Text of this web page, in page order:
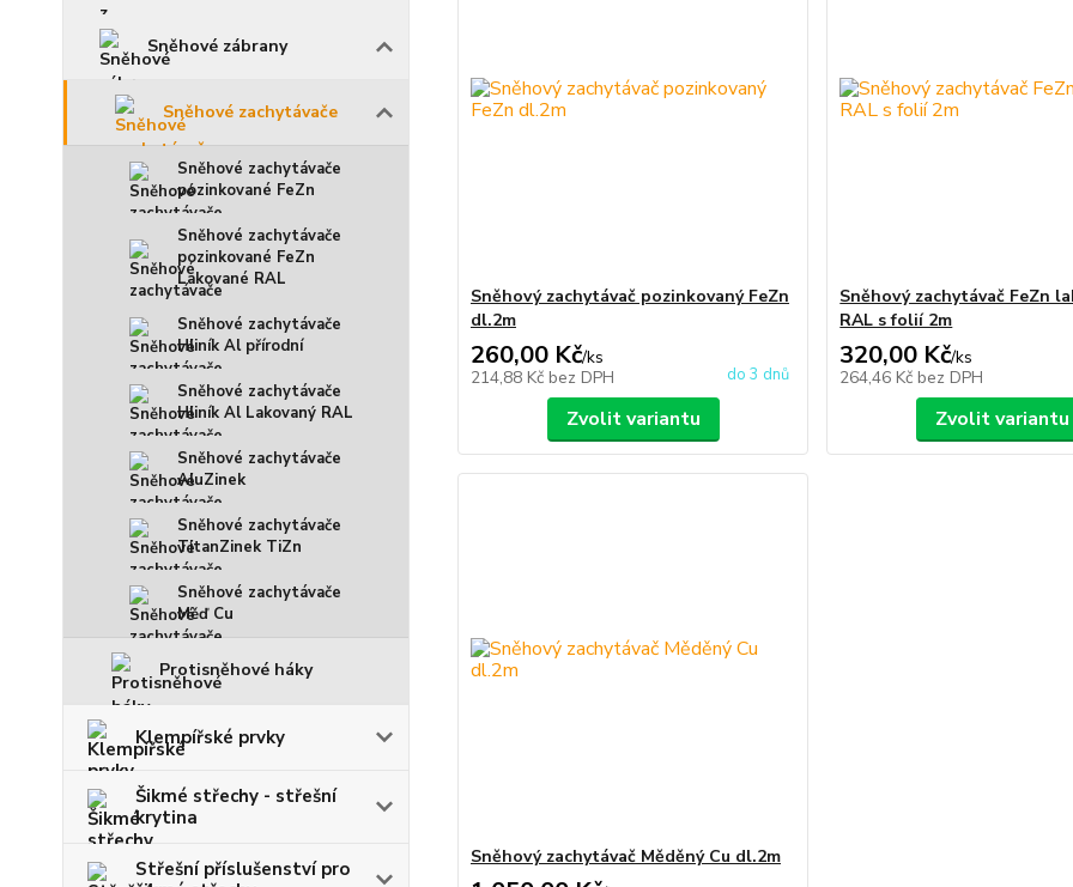
Sněhové zábrany
Sněhové zachytávače
Sněhové zachytávače
pozinkované FeZn
Sněhové zachytávače
pozinkované FeZn
Lakované RAL
Sněhové zachytávače
Hliník Al přírodní
Sněhové zachytávače
Hliník Al Lakovaný RAL
Sněhové zachytávače
AluZinek
Sněhové zachytávače
TitanZinek TiZn
Sněhové zachytávače
Měď Cu
Protisněhové háky
Klempířské prvky
Šikmé střechy - střešní
krytina
Střešní příslušenství pro
Sněhový zachytávač pozinkovaný FeZn
dl.2m
260,00 Kč/ks
214,88 Kč bez DPH do 3 dnů
Zvolit variantu
Sněhový zachytávač FeZn
RAL s folií 2m
320,00 Kč/ks
264,46 Kč bez DPH
Zvolit variantu
Sněhový zachytávač Měděný Cu dl.2m